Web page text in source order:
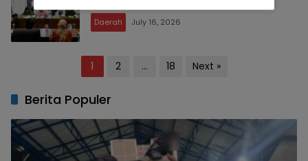
Daerah July 16, 2026
1 2 … 18 Next »
Berita Populer